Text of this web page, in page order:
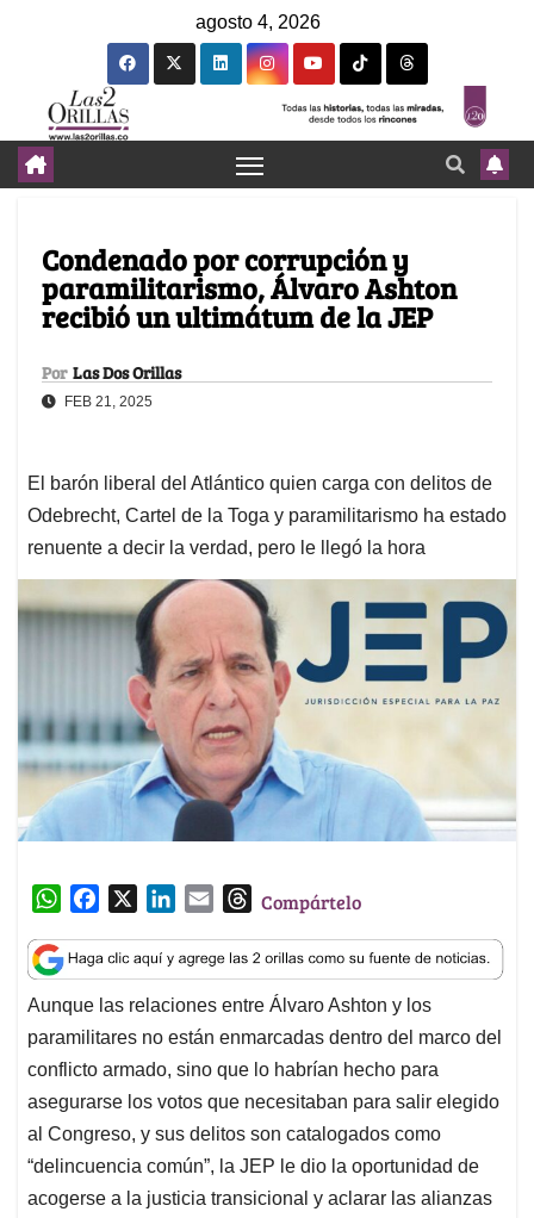
agosto 4, 2026
Condenado por corrupción y
paramilitarismo, Álvaro Ashton
recibió un ultimátum de la JEP
Por Las Dos Orillas
FEB 21, 2025
El barón liberal del Atlántico quien carga con delitos de
Odebrecht, Cartel de la Toga y paramilitarismo ha estado
renuente a decir la verdad, pero le llegó la hora
W
a
t
s
A
p
p
c
e
b
o
o
k
n
k
e
d
I
n
a
i
l
T
r
e
a
d
s
Compártelo
Aunque las relaciones entre Álvaro Ashton y los
paramilitares no están enmarcadas dentro del marco del
conflicto armado, sino que lo habrían hecho para
asegurarse los votos que necesitaban para salir elegido
al Congreso, y sus delitos son catalogados como
“delincuencia común”, la JEP le dio la oportunidad de
acogerse a la justicia transicional y aclarar las alianzas